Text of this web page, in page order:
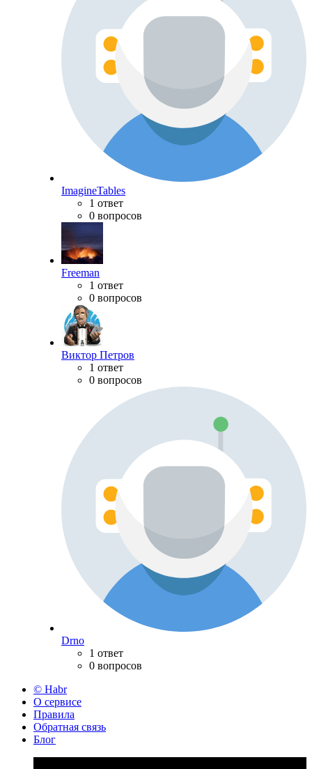
ImagineTables
1 ответ
0 вопросов
Freeman
1 ответ
0 вопросов
Виктор Петров
1 ответ
0 вопросов
Drno
1 ответ
0 вопросов
© Habr
О сервисе
Правила
Обратная связь
Блог